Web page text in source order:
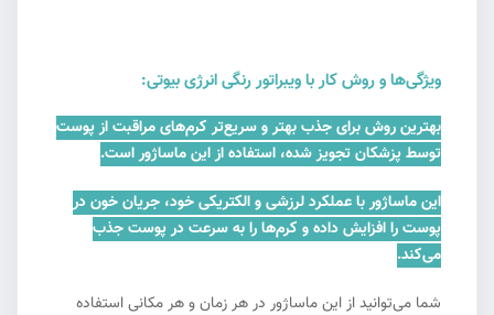
ویژگی‌ها و روش کار با ویبراتور رنگی انرژی بیوتی:
بهترین روش برای جذب بهتر و سریع‌تر کرم‌های مراقبت از پوست
توسط پزشکان تجویز شده، استفاده از این ماساژور است.
این ماساژور با عملکرد لرزشی و الکتریکی خود، جریان خون در
پوست را افزایش داده و کرم‌ها را به سرعت در پوست جذب
می‌کند.
شما می‌توانید از این ماساژور در هر زمان و هر مکانی استفاده